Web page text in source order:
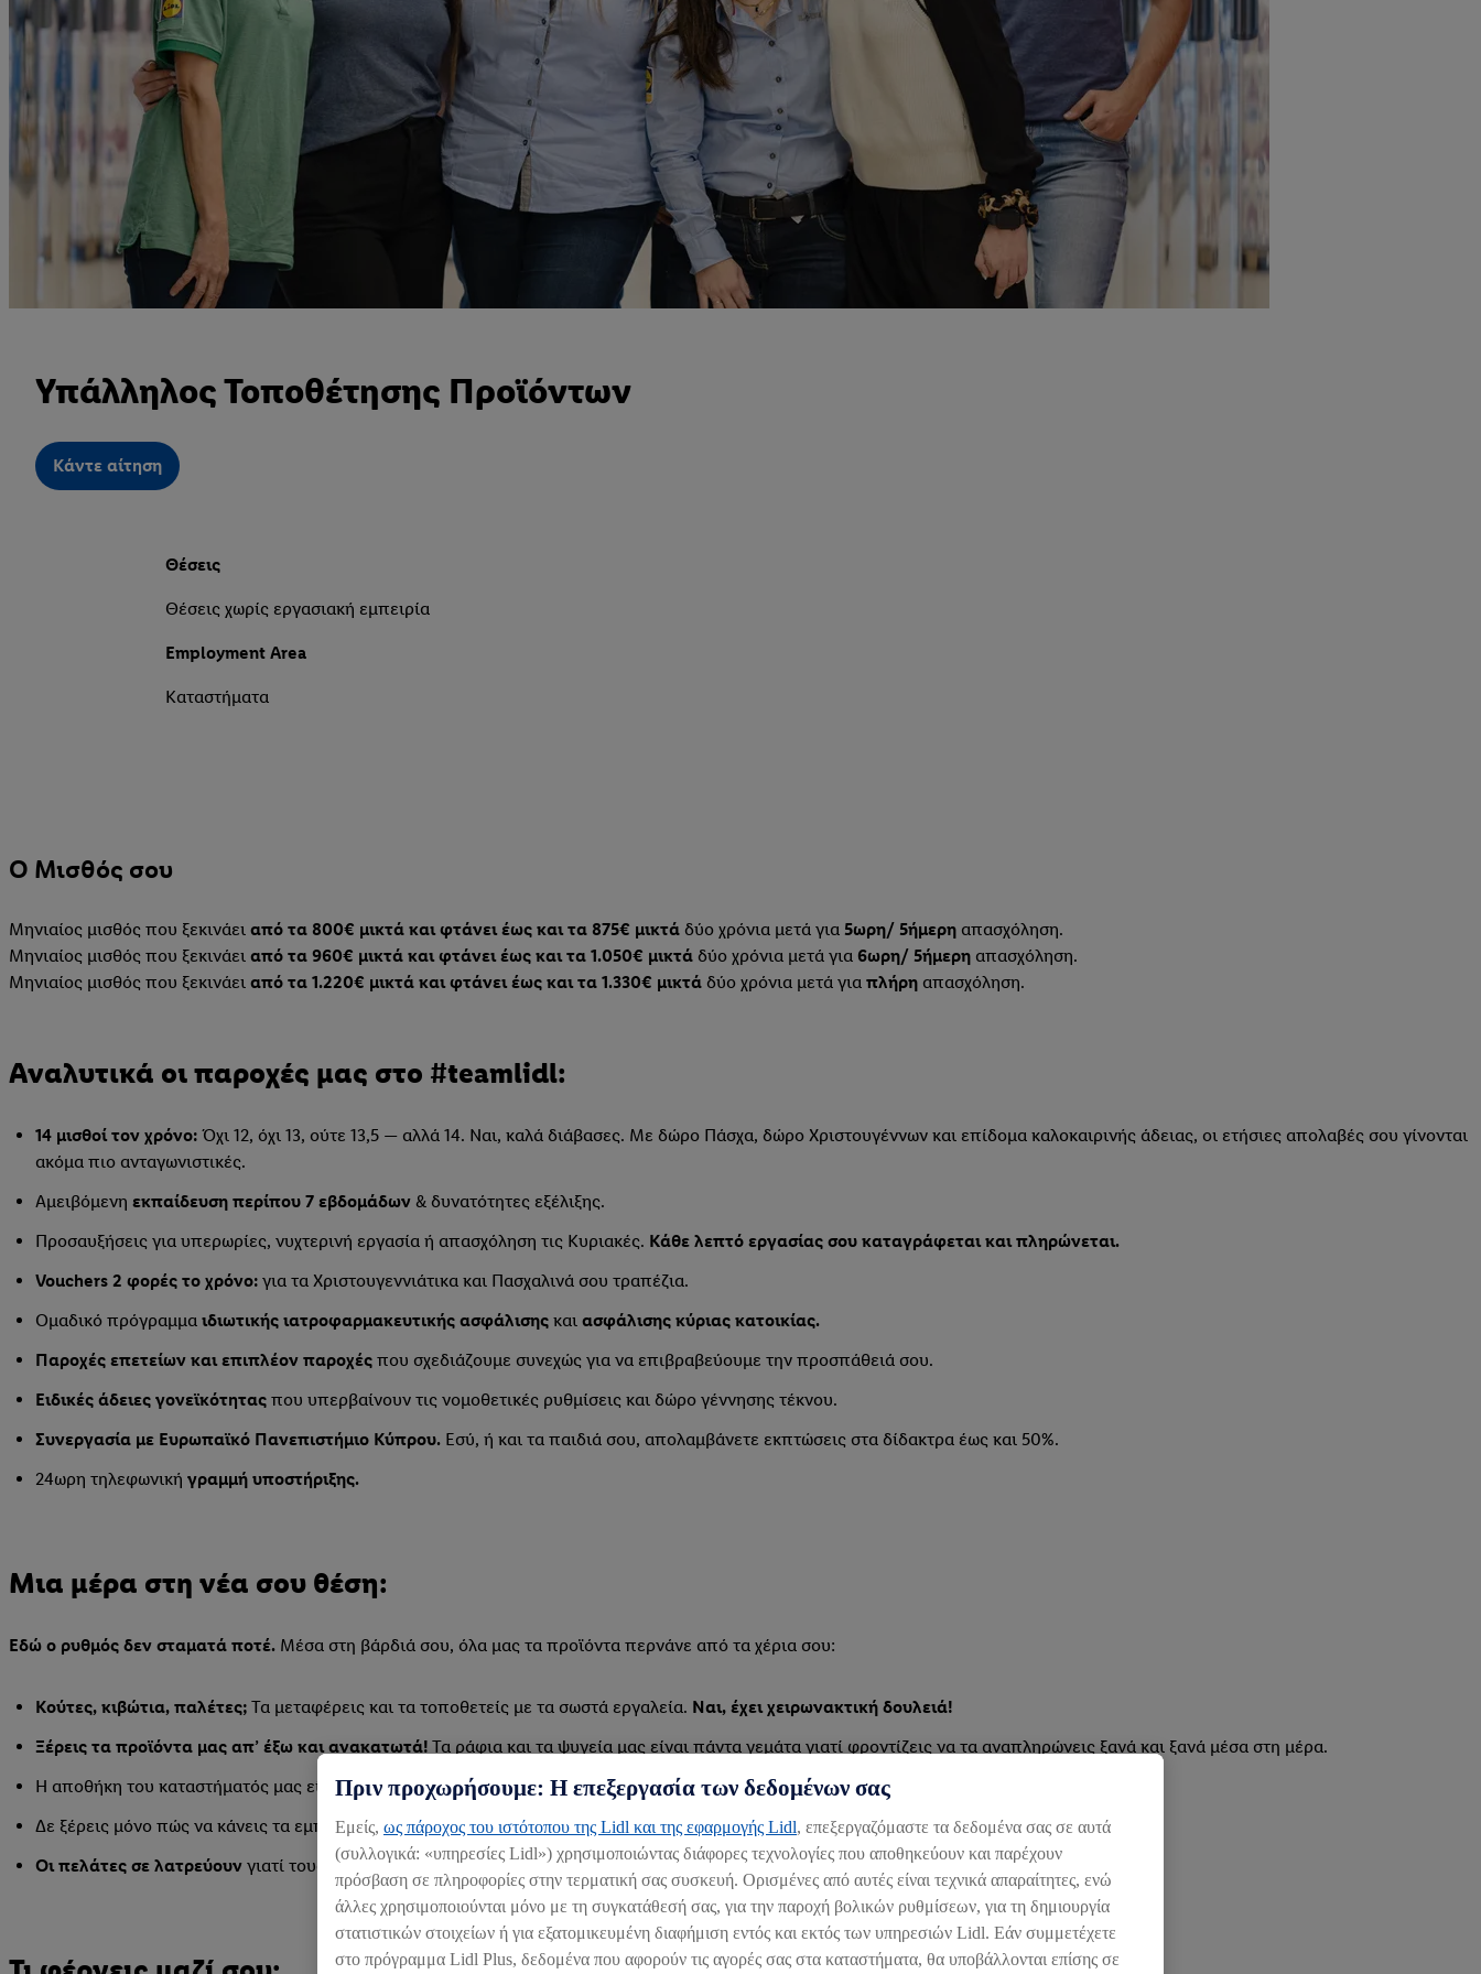
Υπάλληλος Τοποθέτησης Προϊόντων
Kάντε αίτηση
Θέσεις
Θέσεις χωρίς εργασιακή εμπειρία
Employment Area
Καταστήματα
Ο Μισθός σου
Μηνιαίος μισθός που ξεκινάει από τα 800€ μικτά και φτάνει έως και τα 875€ μικτά δύο χρόνια μετά για 5ωρη/ 5ήμερη απασχόληση.
Μηνιαίος μισθός που ξεκινάει από τα 960€ μικτά και φτάνει έως και τα 1.050€ μικτά δύο χρόνια μετά για 6ωρη/ 5ήμερη απασχόληση.
Μηνιαίος μισθός που ξεκινάει από τα 1.220€ μικτά και φτάνει έως και τα 1.330€ μικτά δύο χρόνια μετά για πλήρη απασχόληση.
Αναλυτικά οι παροχές μας στο #teamlidl:
14 μισθοί τον χρόνο: Όχι 12, όχι 13, ούτε 13,5 — αλλά 14. Ναι, καλά διάβασες. Με δώρο Πάσχα, δώρο Χριστουγέννων και επίδομα καλοκαιρινής άδειας, οι ετήσιες απολαβές σου γίνονται
ακόμα πιο ανταγωνιστικές.
Αμειβόμενη εκπαίδευση περίπου 7 εβδομάδων & δυνατότητες εξέλιξης.
Προσαυξήσεις για υπερωρίες, νυχτερινή εργασία ή απασχόληση τις Κυριακές. Κάθε λεπτό εργασίας σου καταγράφεται και πληρώνεται.
Vouchers 2 φορές το χρόνο: για τα Χριστουγεννιάτικα και Πασχαλινά σου τραπέζια.
Ομαδικό πρόγραμμα ιδιωτικής ιατροφαρμακευτικής ασφάλισης και ασφάλισης κύριας κατοικίας.
Παροχές επετείων και επιπλέον παροχές που σχεδιάζουμε συνεχώς για να επιβραβεύουμε την προσπάθειά σου.
Ειδικές άδειες γονεϊκότητας που υπερβαίνουν τις νομοθετικές ρυθμίσεις και δώρο γέννησης τέκνου.
Συνεργασία με Ευρωπαϊκό Πανεπιστήμιο Κύπρου. Εσύ, ή και τα παιδιά σου, απολαμβάνετε εκπτώσεις στα δίδακτρα έως και 50%.
24ωρη τηλεφωνική γραμμή υποστήριξης.
Μια μέρα στη νέα σου θέση:
Εδώ ο ρυθμός δεν σταματά ποτέ. Μέσα στη βάρδιά σου, όλα μας τα προϊόντα περνάνε από τα χέρια σου:
Κούτες, κιβώτια, παλέτες; Τα μεταφέρεις και τα τοποθετείς με τα σωστά εργαλεία. Ναι, έχει χειρωνακτική δουλειά!
Ξέρεις τα προϊόντα μας απ’ έξω και ανακατωτά! Τα ράφια και τα ψυγεία μας είναι πάντα γεμάτα γιατί φροντίζεις να τα αναπληρώνεις ξανά και ξανά μέσα στη μέρα.
Η αποθήκη του καταστήματός μας είναι σε τάξη και στιςαπογραφές δε μας ξεφεύγει τίποτα.
Δε ξέρεις μόνο πώς να κάνεις τα εμπορεύματά μας να δείχνουν ακόμαπιο όμορφα,αλλά φροντίζεις και για τους βασικούςκανόνες υγιεινής.
Οι πελάτες σε λατρεύουν γιατί τους εξυπηρετείς και τους καθοδηγείς.
Πριν προχωρήσουμε: Η επεξεργασία των δεδομένων σας
Εμείς, ως πάροχος του ιστότοπου της Lidl και της εφαρμογής Lidl, επεξεργαζόμαστε τα δεδομένα σας σε αυτά
(συλλογικά: «υπηρεσίες Lidl») χρησιμοποιώντας διάφορες τεχνολογίες που αποθηκεύουν και παρέχουν
πρόσβαση σε πληροφορίες στην τερματική σας συσκευή. Ορισμένες από αυτές είναι τεχνικά απαραίτητες, ενώ
άλλες χρησιμοποιούνται μόνο με τη συγκατάθεσή σας, για την παροχή βολικών ρυθμίσεων, για τη δημιουργία
στατιστικών στοιχείων ή για εξατομικευμένη διαφήμιση εντός και εκτός των υπηρεσιών Lidl. Εάν συμμετέχετε
στο πρόγραμμα Lidl Plus, δεδομένα που αφορούν τις αγορές σας στα καταστήματα, θα υποβάλλονται επίσης σε